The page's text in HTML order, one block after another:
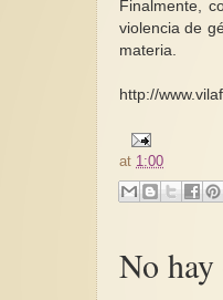
Finalmente,
violencia de
materia.
http://
at 1:00
No